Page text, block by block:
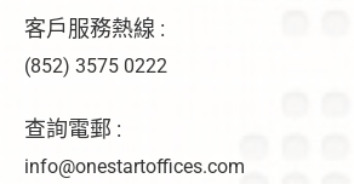
客戶服務熱線 :
(852) 3575 0222
查詢電郵 :
info@onestartoffices.com